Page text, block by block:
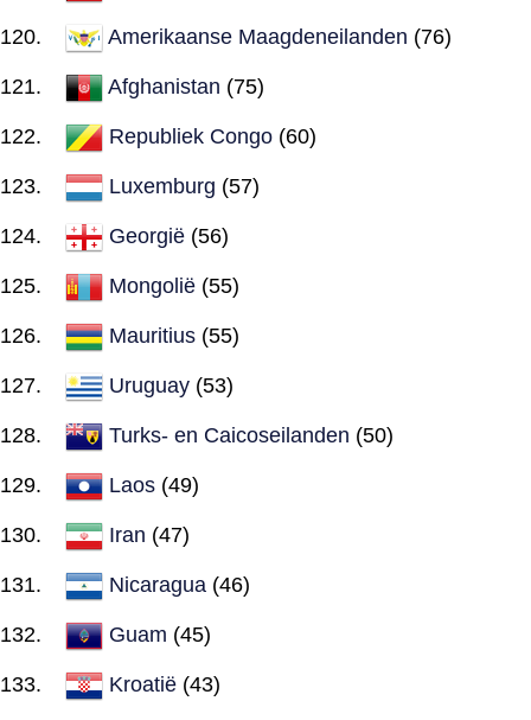
Amerikaanse Maagdeneilanden (76)
Afghanistan (75)
Republiek Congo (60)
Luxemburg (57)
Georgië (56)
Mongolië (55)
Mauritius (55)
Uruguay (53)
Turks- en Caicoseilanden (50)
Laos (49)
Iran (47)
Nicaragua (46)
Guam (45)
Kroatië (43)